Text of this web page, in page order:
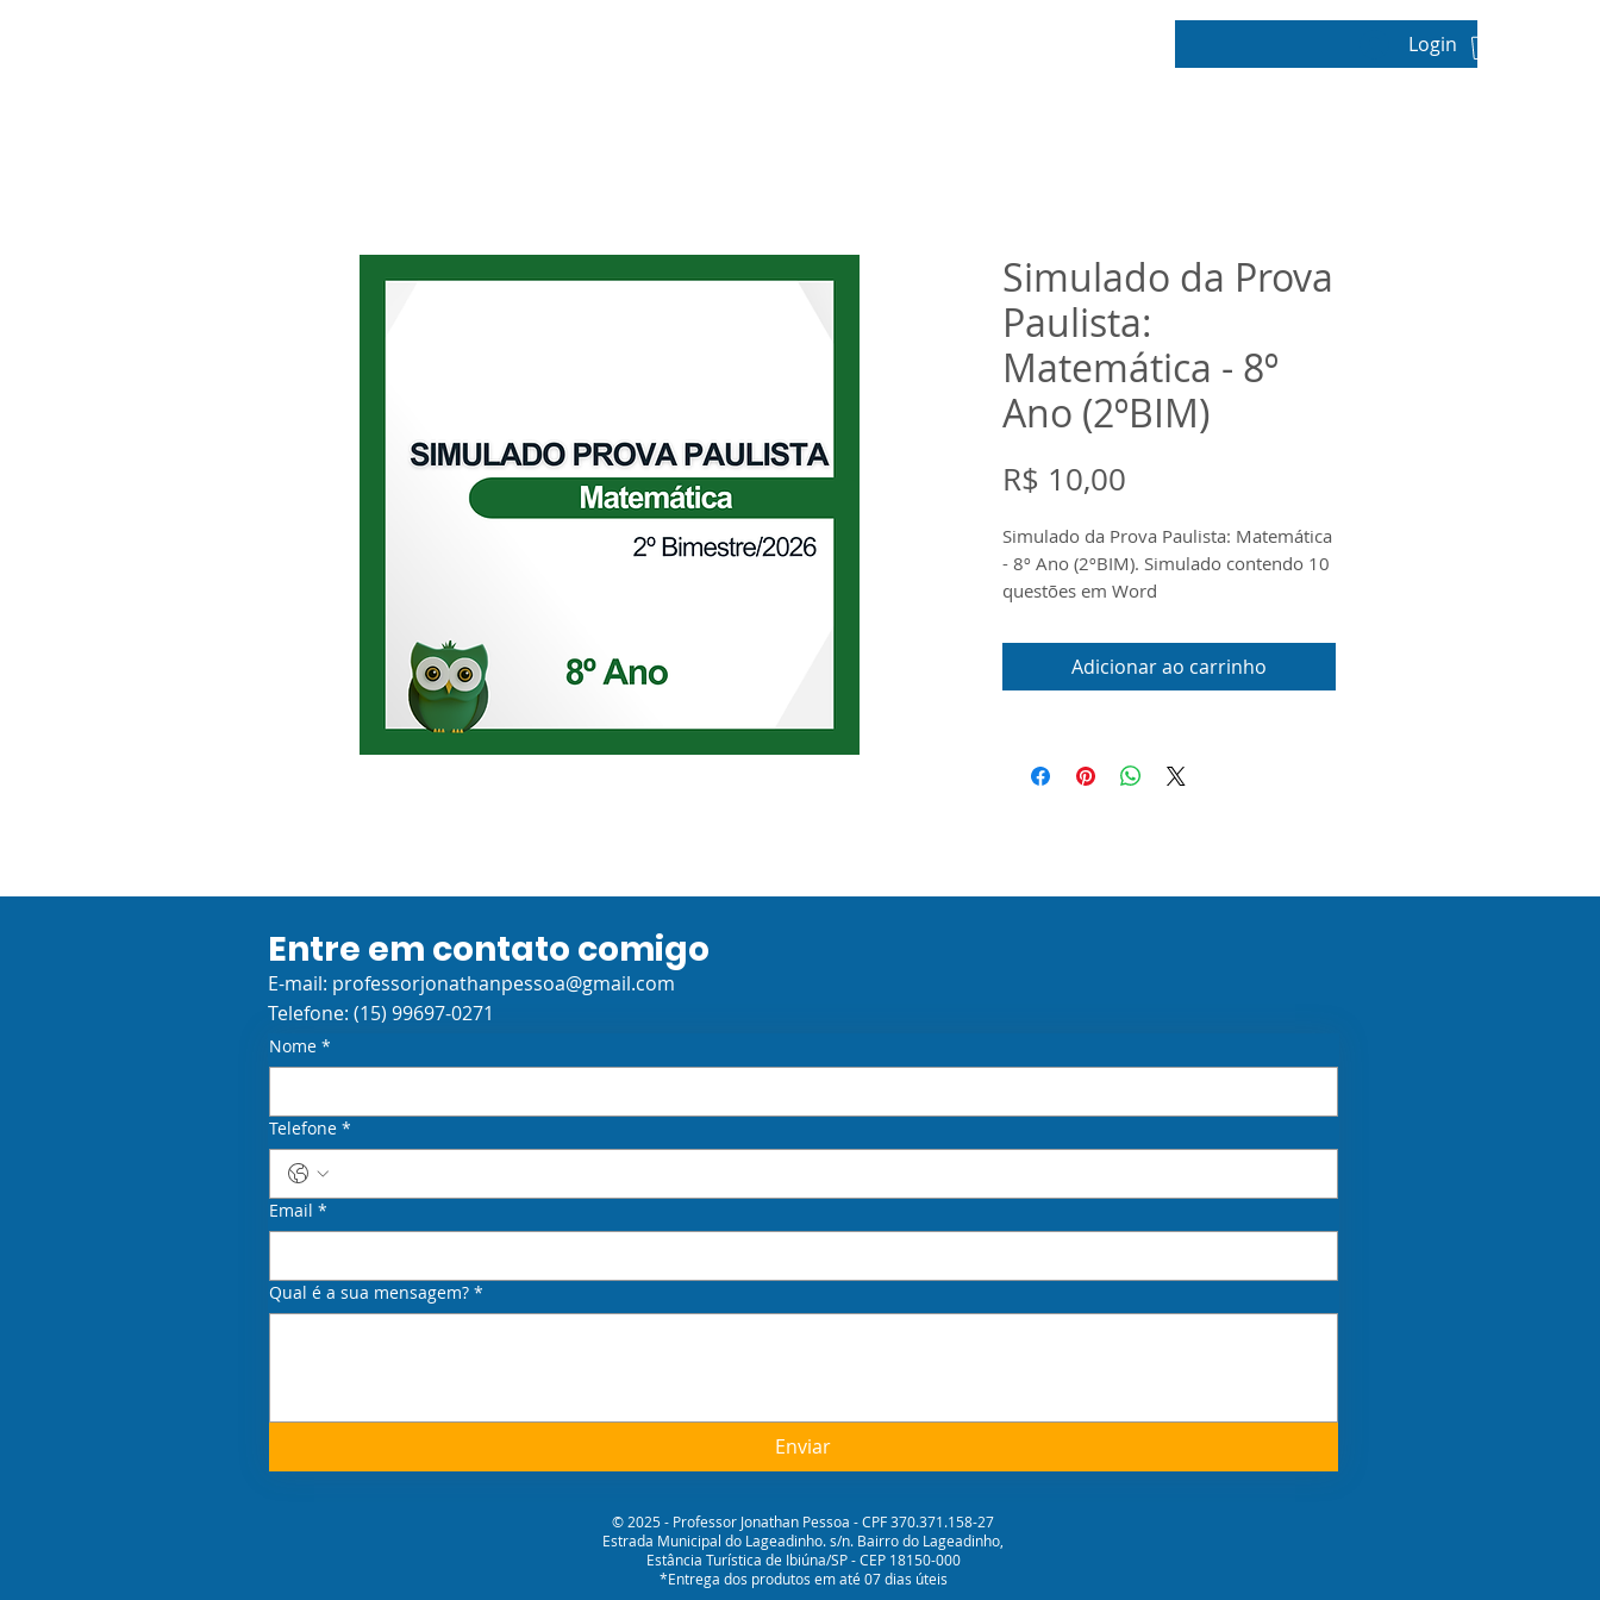
Login
Simulado da Prova
Paulista:
Matemática - 8º
Ano (2ºBIM)
R$ 10,00
Simulado da Prova Paulista: Matemática
- 8º Ano (2ºBIM). Simulado contendo 10
questões em Word
Adicionar ao carrinho
Entre em contato comigo
E-mail: professorjonathanpessoa@gmail.com
Telefone: (15) 99697-0271
Nome *
Telefone *
Email *
Qual é a sua mensagem? *
Enviar
© 2025 - Professor Jonathan Pessoa - CPF 370.371.158-27
Estrada Municipal do Lageadinho. s/n. Bairro do Lageadinho,
Estância Turística de Ibiúna/SP - CEP 18150-000
*Entrega dos produtos em até 07 dias úteis